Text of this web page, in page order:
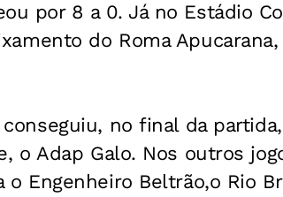
por 8 a 0. Já no Estádio
do Roma
conseguiu, no final da
o Adap Galo. Nos outros
o Engenheiro Beltrão,o Rio